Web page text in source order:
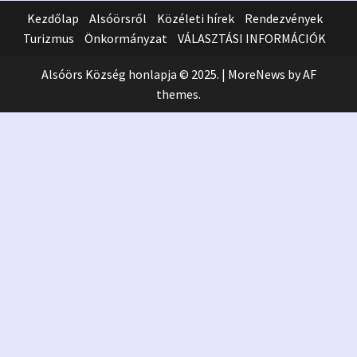
Kezdőlap Alsóörsről Közéleti hírek
Rendezvények
Turizmus
Önkormányzat VÁLASZTÁSI INFORMÁCIÓK
Alsóörs Község honlapja © 2025. | MoreNews by AF
themes.